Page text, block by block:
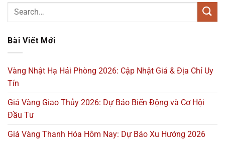
Bài Viết Mới
Vàng Nhật Hạ Hải Phòng 2026: Cập Nhật Giá & Địa Chỉ Uy
Tín
Giá Vàng Giao Thủy 2026: Dự Báo Biến Động và Cơ Hội
Đầu Tư
Giá Vàng Thanh Hóa Hôm Nay: Dự Báo Xu Hướng 2026